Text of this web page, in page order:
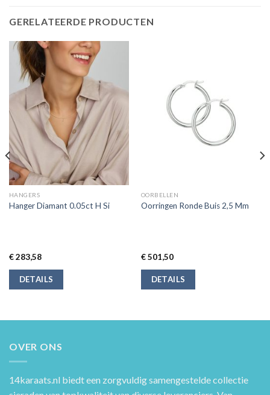
GERELATEERDE PRODUCTEN
HANGERS
Hanger Diamant 0.05ct H Si
€283,58
DETAILS
OORBELLEN
Oorringen Ronde Buis 2,5 Mm
€501,50
DETAILS
OVER ONS
14karaats.nl biedt een zorgvuldig samengestelde collectie